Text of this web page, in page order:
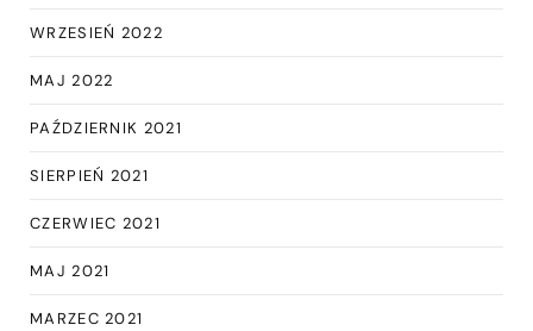
WRZESIEŃ 2022
MAJ 2022
PAŹDZIERNIK 2021
SIERPIEŃ 2021
CZERWIEC 2021
MAJ 2021
MARZEC 2021